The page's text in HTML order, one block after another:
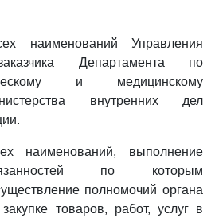
наименований Управления
Департамента по
и медицинскому
внутренних дел
наименований, выполнение
по которым
полномочий органа
товаров, работ, услуг в